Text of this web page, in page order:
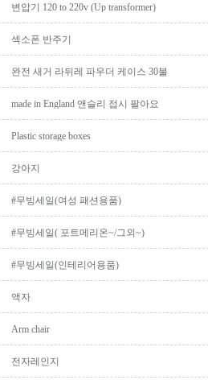
변압기 120 to 220v (Up transformer)
섹소폰 반주기
완전 새거 라뒤레 파우더 케이스 30불
made in England 앤슬리 접시 팔아요
Plastic storage boxes
강아지
#무빙세일(여성 패션용품)
#무빙세일( 포트메리온~/그외~)
#무빙세일(인테리어용품)
액자
Arm chair
전자레인지